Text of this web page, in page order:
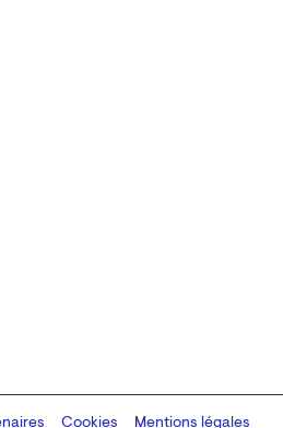
, code:8080.studio
Cookies Mentions légales